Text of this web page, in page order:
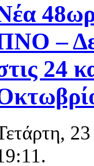
–
24